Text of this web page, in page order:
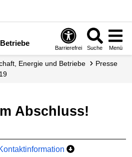
Barrierefrei Suche Menü
Energie und Betriebe
Presse
Abschluss!